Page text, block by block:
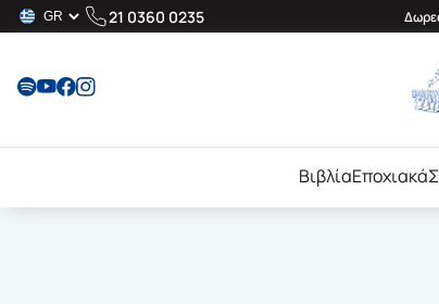
21 0360 0235
ΒιβλίαΕποχιακά